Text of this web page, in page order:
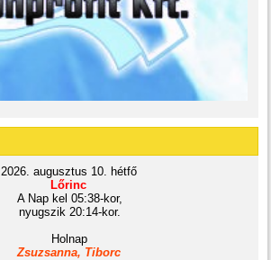
2026. augusztus 10. hétfő
Lőrinc
A Nap kel 05:38-kor,
nyugszik 20:14-kor.
Holnap
Zsuzsanna, Tiborc